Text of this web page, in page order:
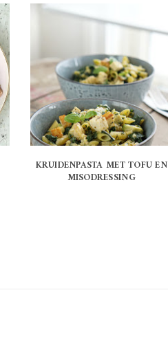
KRUIDENPASTA MET TOFU EN
MISODRESSING